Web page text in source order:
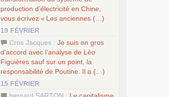
production d’électricité en Chine,
vous écrivez « Les anciennes (…)
19 FÉVRIER
Cros Jacques : Je suis en gros
d’accord avec l’analyse de Léo
Figuières sauf sur un point, la
responsabilité de Poutine. Il a (…)
15 FÉVRIER
bernard SARTON : Le capitalisme